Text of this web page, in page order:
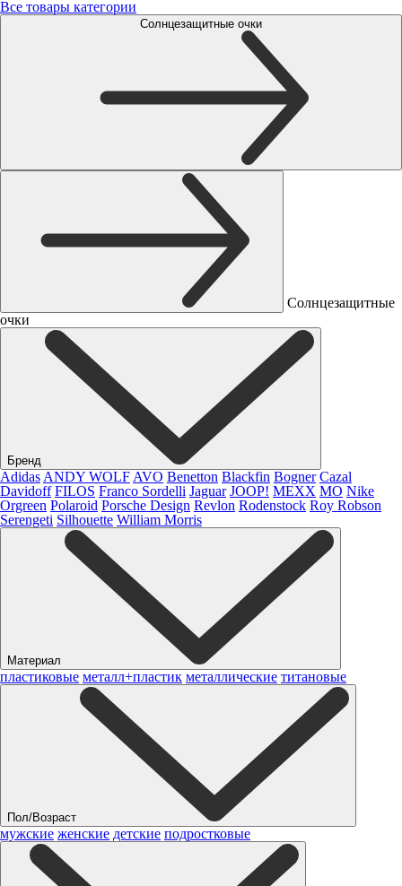
Все товары категории
Солнцезащитные очки
Солнцезащитные
очки
Бренд
Adidas ANDY WOLF AVO Benetton Blackfin Bogner Cazal
Davidoff FILOS Franco Sordelli Jaguar JOOP! MEXX MO Nike
Orgreen Polaroid Porsche Design Revlon Rodenstock Roy Robson
Serengeti Silhouette William Morris
Материал
пластиковые металл+пластик металлические титановые
Пол/Возраст
мужские женские детские подростковые